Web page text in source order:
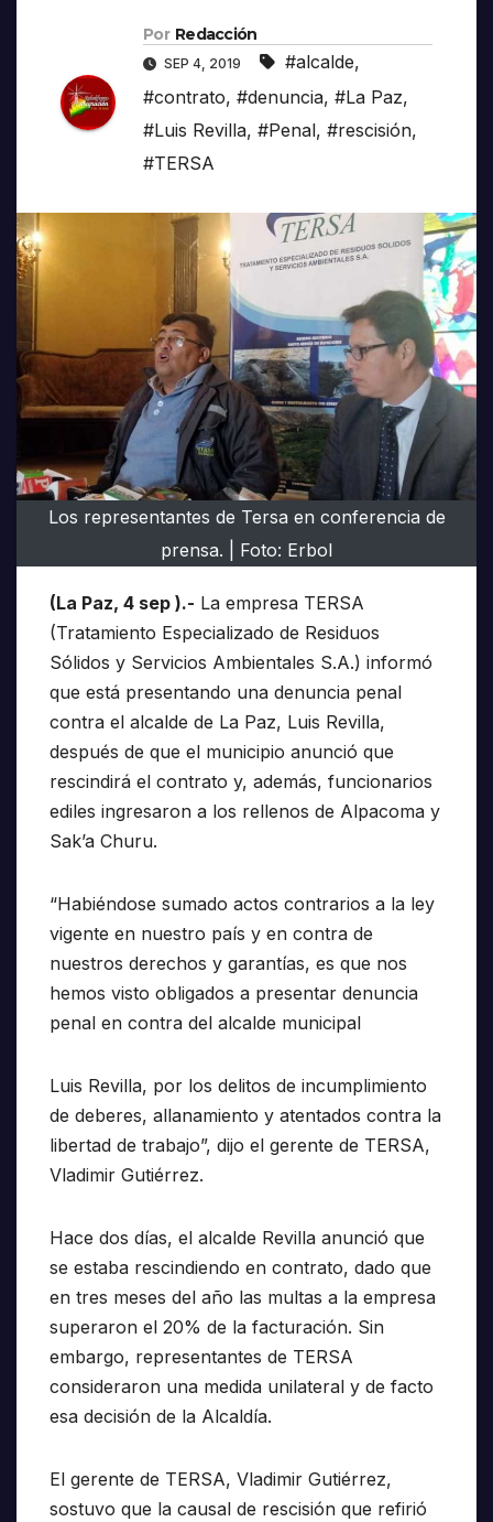
Por Redacción
SEP 4, 2019 #alcalde,
#contrato, #denuncia, #La Paz,
#Luis Revilla, #Penal, #rescisión,
#TERSA
Los representantes de Tersa en conferencia de
prensa. | Foto: Erbol
(La Paz, 4 sep ).- La empresa TERSA
(Tratamiento Especializado de Residuos
Sólidos y Servicios Ambientales S.A.) informó
que está presentando una denuncia penal
contra el alcalde de La Paz, Luis Revilla,
después de que el municipio anunció que
rescindirá el contrato y, además, funcionarios
ediles ingresaron a los rellenos de Alpacoma y
Sak’a Churu.
“Habiéndose sumado actos contrarios a la ley
vigente en nuestro país y en contra de
nuestros derechos y garantías, es que nos
hemos visto obligados a presentar denuncia
penal en contra del alcalde municipal
Luis Revilla, por los delitos de incumplimiento
de deberes, allanamiento y atentados contra la
libertad de trabajo”, dijo el gerente de TERSA,
Vladimir Gutiérrez.
Hace dos días, el alcalde Revilla anunció que
se estaba rescindiendo en contrato, dado que
en tres meses del año las multas a la empresa
superaron el 20% de la facturación. Sin
embargo, representantes de TERSA
consideraron una medida unilateral y de facto
esa decisión de la Alcaldía.
El gerente de TERSA, Vladimir Gutiérrez,
sostuvo que la causal de rescisión que refirió